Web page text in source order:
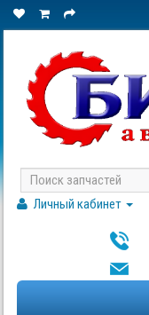
Личный кабинет